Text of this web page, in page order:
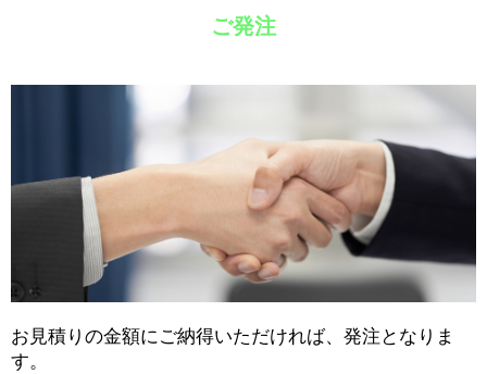
ご発注
お見積りの金額にご納得いただければ、発注となりま
す。